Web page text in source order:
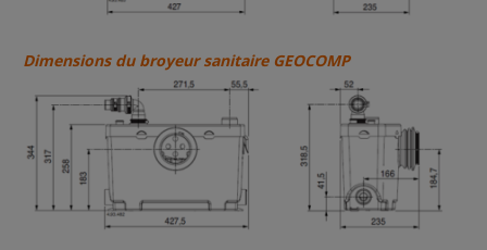
Dimensions du broyeur sanitaire GEOCOMP